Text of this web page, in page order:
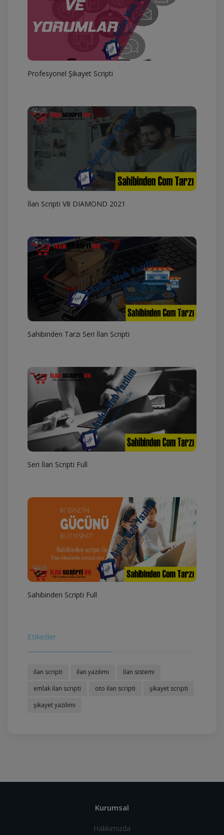
Profesyonel Şikayet Scripti
İlan Scripti V8 DIAMOND 2021
Sahibinden Tarzı Seri İlan Scripti
Seri İlan Scripti Full
Sahibinden Scripti Full
Etiketler
ilan scripti ilan yazılımı
ilan sistemi
emlak ilan scripti
oto ilan scripti
şikayet scripti
şikayet yazılımı
Kurumsal
Hakkımızda